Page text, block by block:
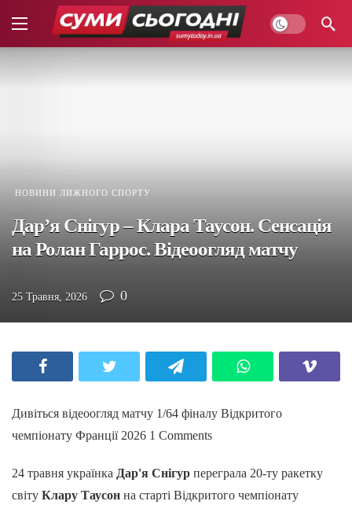
НОВИНИ ЛИЖНОГО СПОРТУ
Дар’я Снігур – Клара Таусон. Сенсація
на Ролан Гаррос. Відеоогляд матчу
25 Травня, 2026 0
Дивіться відеоогляд матчу 1/64 фіналу Відкритого
чемпіонату Франції 2026 1 Comments
24 травня українка Дар'я Снігур переграла 20-ту ракетку
світу Клару Таусон на старті Відкритого чемпіонату